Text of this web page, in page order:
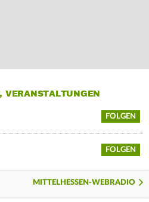
VERANSTALTUNGEN
FOLGEN
FOLGEN
MITTELHESSEN-WEBRADIO